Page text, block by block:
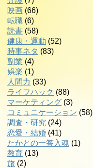
映画 (66)
転職 (6)
読書 (58)
健康・運動 (52)
時事ネタ (83)
副業 (4)
娯楽 (1)
人間力 (33)
ライフハック (88)
マーケティング (3)
コミュニケーション (58)
調査・研究 (24)
恋愛・結婚 (41)
たかとの一答入魂 (1)
教育 (13)
旅 (2)